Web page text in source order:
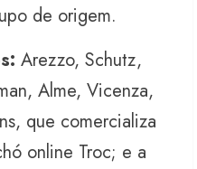
de origem.
Arezzo, Schutz,
Alme, Vicenza,
que comercializa
online Troc; e a